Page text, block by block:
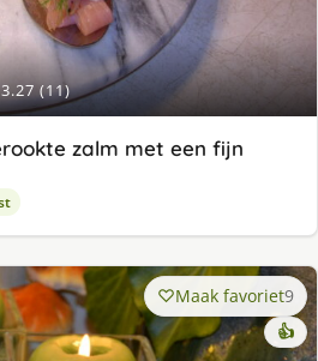
3.27 (11)
zalm met een fijn
Maak favoriet9
👍